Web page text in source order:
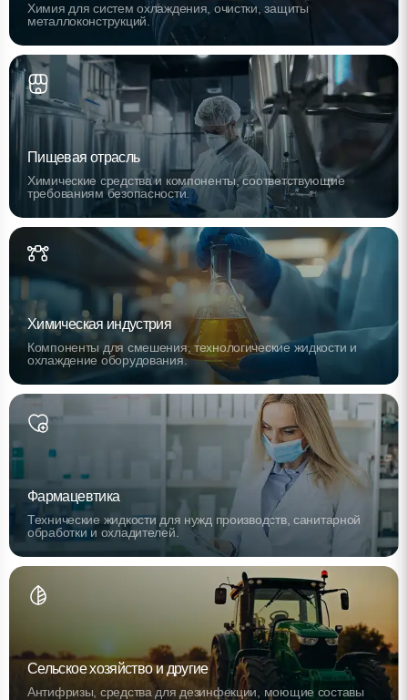
Химия для систем охлаждения, очистки, защиты
металлоконструкций.
Пищевая отрасль
Химические средства и компоненты, соответствующие
требованиям безопасности.
Химическая индустрия
Компоненты для смешения, технологические жидкости и
охлаждение оборудования.
Фармацевтика
Технические жидкости для нужд производств, санитарной
обработки и охладителей.
Сельское хозяйство и другие
Антифризы, средства для дезинфекции, моющие составы